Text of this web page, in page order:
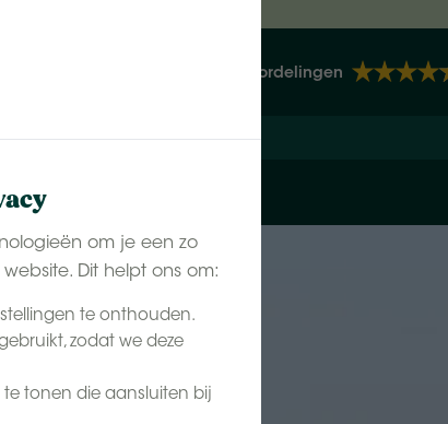
om je een zo
Dit helpt ons om:
te onthouden.
zodat we deze
tonen die aansluiten bij
2148 Beoordelingen
Meer